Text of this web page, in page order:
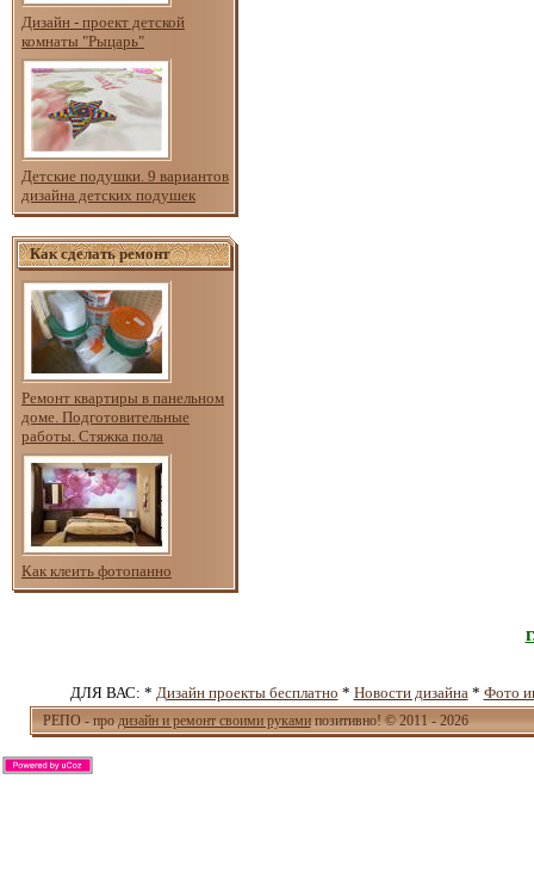
Дизайн - проект детской
комнаты "Рыцарь"
Детские подушки. 9 вариантов
дизайна детских подушек
Как сделать ремонт
Ремонт квартиры в панельном
доме. Подготовительные
работы. Стяжка пола
Как клеить фотопанно
ДЛЯ ВАС: * Дизайн проекты бесплатно * Новости дизайна * Фото
РЕПО - про дизайн и ремонт своими рукамипозитивно! © 2011 - 2026